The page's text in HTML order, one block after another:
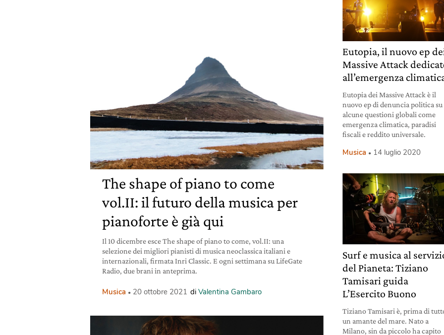
The shape of piano to come
vol.II: il futuro della musica per
pianoforte è già qui
Il 10 dicembre esce The shape of piano to come, vol.II: una
selezione dei migliori pianisti di musica neoclassica italiani e
internazionali, firmata Inri Classic. E ogni settimana su LifeGate
Radio, due brani in anteprima.
Musica 20 ottobre 2021 di Valentina Gambaro
Eutopia, il nuovo ep
Massive Attack
all’emergenza
Eutopia dei Massive Attack è il
nuovo ep di denuncia politica su
alcune questioni globali come
emergenza climatica, paradisi
fiscali e reddito universale.
Musica 14 luglio 2020
Surf e musica al
del Pianeta: Tiziano
Tamisari guida
L’Esercito Buono
Tiziano Tamisari è, prima di
un amante del mare. Nato a
Milano, sin da piccolo ha capito